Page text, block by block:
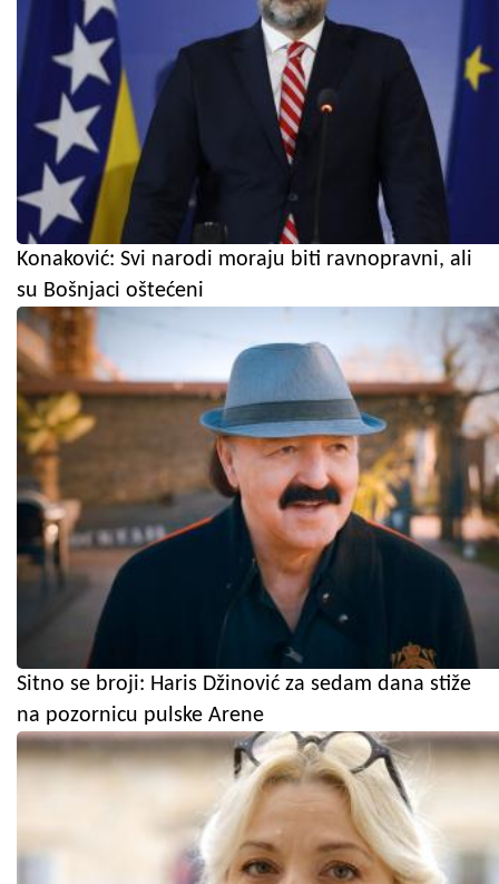
Konaković: Svi narodi moraju biti ravnopravni, ali
su Bošnjaci oštećeni
Sitno se broji: Haris Džinović za sedam dana stiže
na pozornicu pulske Arene